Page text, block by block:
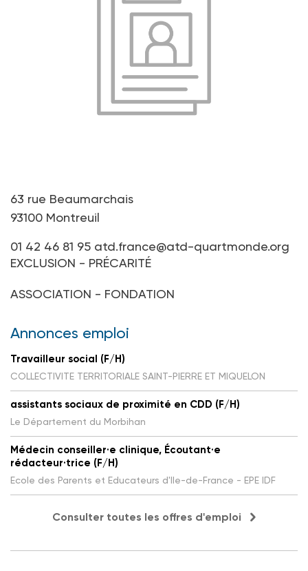
63 rue Beaumarchais
93100 Montreuil
01 42 46 81 95 atd.france@atd-quartmonde.org
EXCLUSION - PRÉCARITÉ
ASSOCIATION - FONDATION
Annonces emploi
Travailleur social (F/H)
COLLECTIVITE TERRITORIALE SAINT-PIERRE ET MIQUELON
assistants sociaux de proximité en CDD (F/H)
Le Département du Morbihan
Médecin conseiller·e clinique, Écoutant·e
rédacteur·trice (F/H)
Ecole des Parents et Educateurs d'Ile-de-France - EPE IDF
Consulter toutes les offres d'emploi